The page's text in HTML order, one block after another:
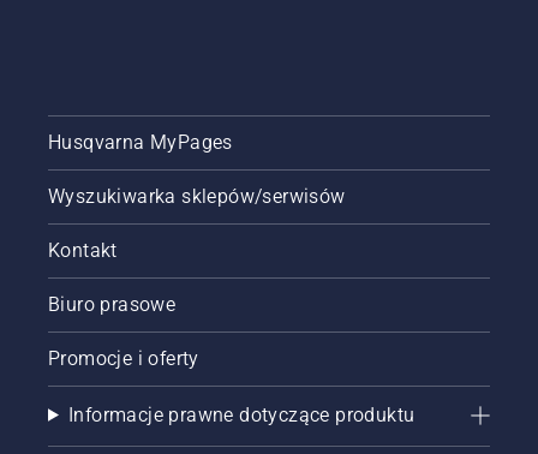
Husqvarna MyPages
Wyszukiwarka sklepów/serwisów
Kontakt
Biuro prasowe
Promocje i oferty
Informacje prawne dotyczące produktu